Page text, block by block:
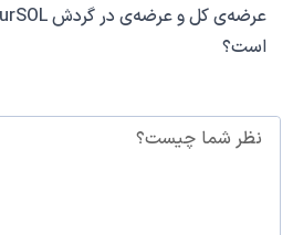
است؟
نظر شما چیست؟